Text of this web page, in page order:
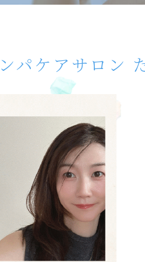
パケアサロン